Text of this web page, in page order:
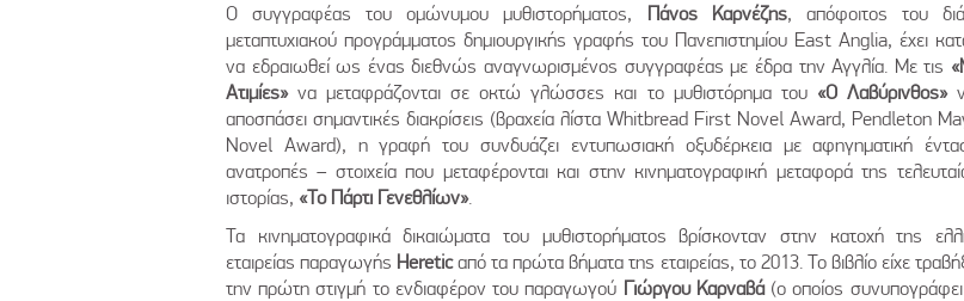
Ο συγγραφέας του ομώνυμου μυθιστορήματος, Πάνος Καρνέζης, απόφοιτος του
μεταπτυχιακού προγράμματος δημιουργικής γραφής του Πανεπιστημίου East Anglia, έχει
να εδραιωθεί ως ένας διεθνώς αναγνωρισμένος συγγραφέας με έδρα την Αγγλία. Με τις
Ατιμίες»να μεταφράζονται σε οκτώ γλώσσες και το μυθιστόρημα του «Ο Λαβύρινθος»
αποσπάσει σημαντικές διακρίσεις (βραχεία λίστα Whitbread First Novel Award, Pendleton
Novel Award), η γραφή του συνδυάζει εντυπωσιακή οξυδέρκεια με αφηγηματική
ανατροπές – στοιχεία που μεταφέρονται και στην κινηματογραφική μεταφορά της
ιστορίας, «Το Πάρτι Γενεθλίων».
Τα κινηματογραφικά δικαιώματα του μυθιστορήματος βρίσκονταν στην κατοχή της
εταιρείας παραγωγής Hereticαπό τα πρώτα βήματα της εταιρείας, το 2013. Το βιβλίο είχε
την πρώτη στιγμή το ενδιαφέρον του παραγωγού Γιώργου Καρναβά (ο οποίος